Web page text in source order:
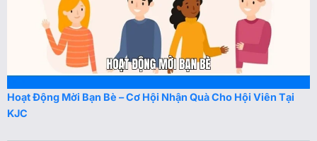
Hoạt Động Mời Bạn Bè – Cơ Hội Nhận Quà Cho Hội Viên Tại
KJC